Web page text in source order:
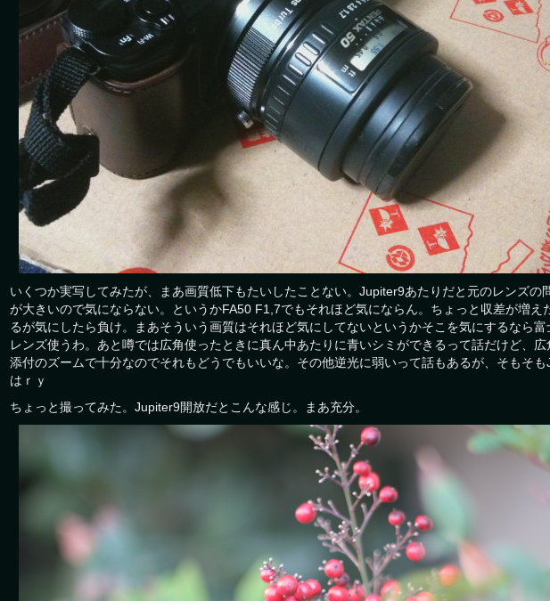
いくつか実写してみたが、まあ画質低下もたいしたことない。Jupiter9あたりだと元のレンズの
が大きいので気にならない。というかFA50 F1,7でもそれほど気にならん。ちょっと収差が増え
るが気にしたら負け。まあそういう画質はそれほど気にしてないというかそこを気にするなら富
レンズ使うわ。あと噂では広角使ったときに真ん中あたりに青いシミができるって話だけど、広
添付のズームで十分なのでそれもどうでもいいな。その他逆光に弱いって話もあるが、そもそ
はｒｙ
ちょっと撮ってみた。Jupiter9開放だとこんな感じ。まあ充分。